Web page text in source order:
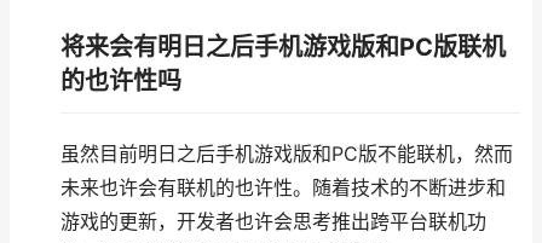
将来会有明日之后手机游戏版和PC版联机
的也许性吗
虽然目前明日之后手机游戏版和PC版不能联机，然而
未来也许会有联机的也许性。随着技术的不断进步和
游戏的更新，开发者也许会思考推出跨平台联机功